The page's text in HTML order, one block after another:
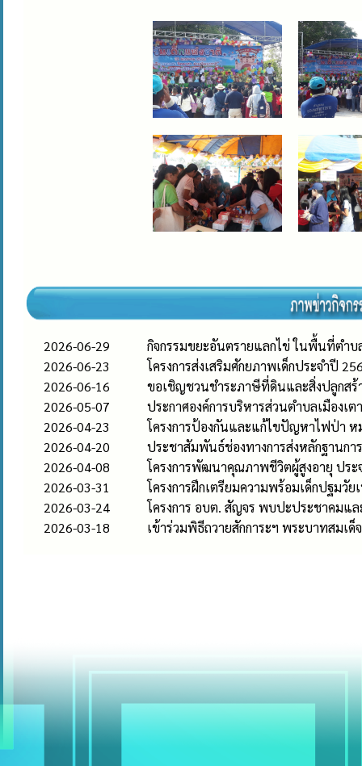
2026-06-29
กิจกรรมขยะอันตรายแลกไข่ ในพื้นที่ตำบ
2026-06-23
โครงการส่งเสริมศักยภาพเด็กประจำปี
2026-06-16
ขอเชิญชวนชำระภาษีที่ดินและสิ่งปลูกสร้
2026-05-07
ประกาศองค์การบริหารส่วนตำบลเมืองเต
2026-04-23
โครงการป้องกันและแก้ไขปัญหาไฟป่า
2026-04-20
ประชาสัมพันธ์ช่องทางการส่งหลักฐานกา
2026-04-08
โครงการพัฒนาคุณภาพชีวิตผู้สูงอายุ ประ
2026-03-31
โครงการฝึกเตรียมความพร้อมเด็กปฐม
2026-03-24
โครงการ อบต. สัญจร พบปะประชาคมแ
2026-03-18
เข้าร่วมพิธีถวายสักการะฯ พระบาทสมเ